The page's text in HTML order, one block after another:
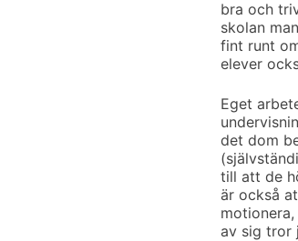
bra och
skolan
fint runt
elever
Eget
det dom
till att de
är också
av sig tror